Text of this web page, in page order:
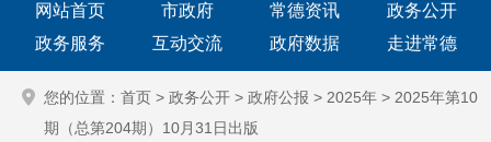
网站首页 市政府 常德资讯
政务公开
政务服务
互动交流 政府数据 走进常德
您的位置： 首页 > 政务公开 > 政府公报 > 2025年 > 2025年第10
期（总第204期）10月31日出版